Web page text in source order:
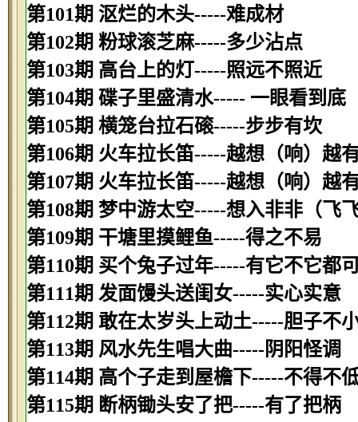
第101期 沤烂的木头-----难成材
第102期 粉球滚芝麻-----多少沾点
第103期 高台上的灯-----照远不照近
第104期 碟子里盛清水----- 一眼看到底
第105期 横笼台拉石磙-----步步有坎
第106期 火车拉长笛-----越想（响）越
第107期 火车拉长笛-----越想（响）越
第108期 梦中游太空-----想入非非（飞
第109期 干塘里摸鲤鱼-----得之不易
第110期 买个兔子过年-----有它不它都
第111期 发面馒头送闺女-----实心实意
第112期 敢在太岁头上动土-----胆子不
第113期 风水先生唱大曲-----阴阳怪调
第114期 高个子走到屋檐下-----不得不
第115期 断柄锄头安了把-----有了把柄